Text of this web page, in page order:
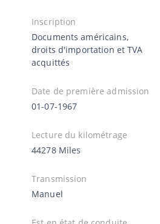
Inscription
Documents américains,
droits d'importation et TVA
acquittés
Date de première admission
01-07-1967
Lecture du kilométrage
44278 Miles
Transmission
Manuel